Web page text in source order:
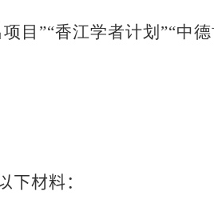
目”“香江学者计划”“中
下材料：